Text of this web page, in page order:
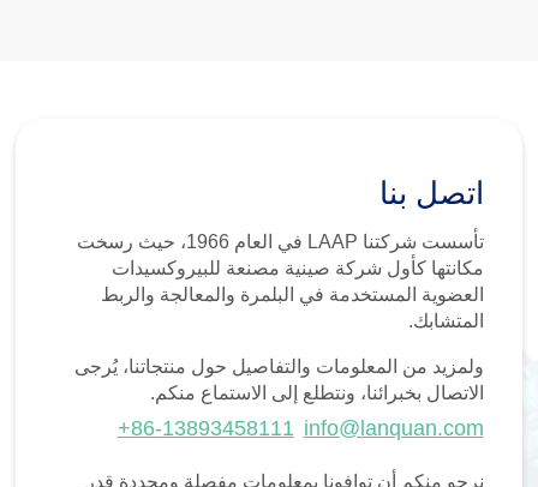
اتصل بنا
تأسست شركتنا LAAP في العام 1966، حيث رسخت
مكانتها كأول شركة صينية مصنعة للبيروكسيدات
العضوية المستخدمة في البلمرة والمعالجة والربط
المتشابك.
ولمزيد من المعلومات والتفاصيل حول منتجاتنا، يُرجى
الاتصال بخبرائنا، ونتطلع إلى الاستماع منكم.
info@lanquan.com
+86-13893458111
نرجو منكم أن توافونا بمعلومات مفصلة ومحددة قدر